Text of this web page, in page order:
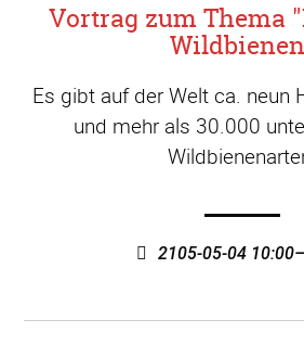
Vortrag zum Thema
Es gibt auf der Welt ca. neun
und mehr als 30.000
2105-05-04